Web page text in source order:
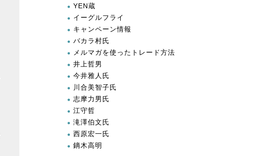
YEN蔵
イーグルフライ
キャンペーン情報
バカラ村氏
メルマガを使ったトレード方法
井上哲男
今井雅人氏
川合美智子氏
志摩力男氏
江守哲
滝澤伯文氏
西原宏一氏
鏑木高明